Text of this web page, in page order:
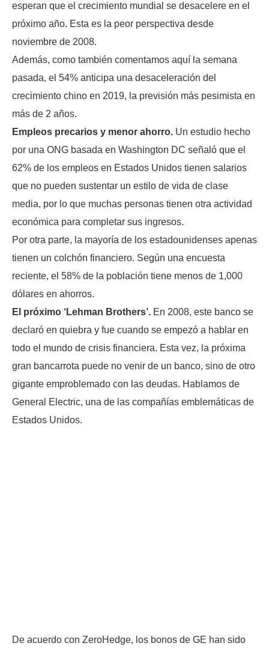
esperan que el crecimiento mundial se desacelere en el
próximo año. Esta es la peor perspectiva desde
noviembre de 2008.
Además, como también comentamos aquí la semana
pasada, el 54% anticipa una desaceleración del
crecimiento chino en 2019, la previsión más pesimista en
más de 2 años.
Empleos precarios y menor ahorro. Un estudio hecho
por una ONG basada en Washington DC señaló que el
62% de los empleos en Estados Unidos tienen salarios
que no pueden sustentar un estilo de vida de clase
media, por lo que muchas personas tienen otra actividad
económica para completar sus ingresos.
Por otra parte, la mayoría de los estadounidenses apenas
tienen un colchón financiero. Según una encuesta
reciente, el 58% de la población tiene menos de 1,000
dólares en ahorros.
El próximo ‘Lehman Brothers’. En 2008, este banco se
declaró en quiebra y fue cuando se empezó a hablar en
todo el mundo de crisis financiera. Esta vez, la próxima
gran bancarrota puede no venir de un banco, sino de otro
gigante emproblemado con las deudas. Hablamos de
General Electric, una de las compañías emblemáticas de
Estados Unidos.
De acuerdo con ZeroHedge, los bonos de GE han sido